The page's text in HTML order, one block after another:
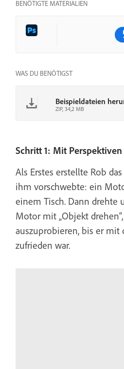
BENÖTIGTE MATERIALIEN
WAS DU BENÖTIGST
Beispieldateien
ZIP, 34,2 MB
Schritt 1: Mit
Als Erstes erstellte Rob
ihm vorschwebte: ein
einem Tisch. Dann drehte
Motor mit „Objekt
auszuprobieren, bis er mit
zufrieden war.